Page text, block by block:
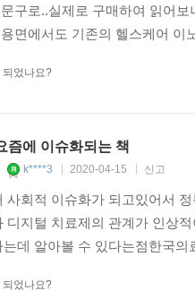
켓몬GO
의 헬스케어 앱
, 펠로톤
축
다
설
아닐 수도
구로..실제로 구매하여 읽어
면에서도 기존의 헬스케어
되었나요?
즘에 이슈화되는 책
k****3 2020-04-15 신고
사회적 이슈화가 되고있어서
디지털 치료제의 관계가 인상
는데 알아볼 수 있다는점한국
되었나요?